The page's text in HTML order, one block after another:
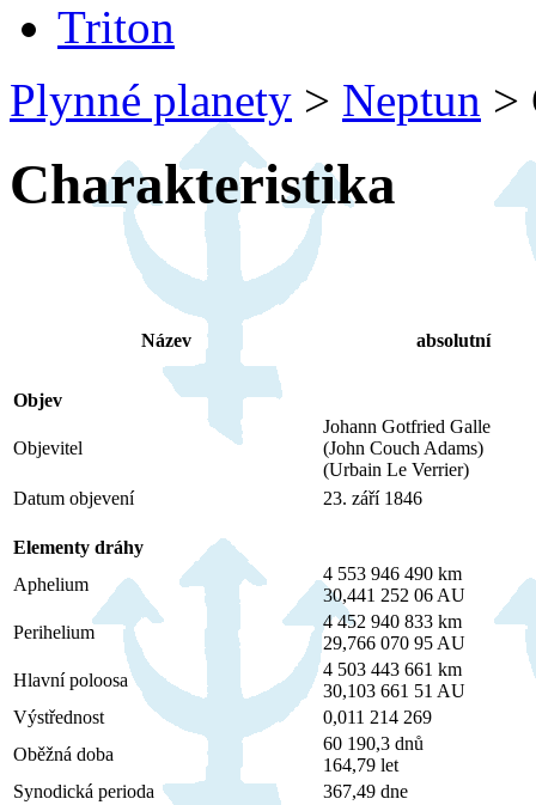
Triton
Plynné planety > Neptun >
Charakteristika
Název absolutní
Objev
Objevitel
Johann Gotfried Galle
(John Couch Adams)
(Urbain Le Verrier)
Datum objevení
23. září 1846
Elementy dráhy
Aphelium
4 553 946 490 km
30,441 252 06 AU
Perihelium
4 452 940 833 km
29,766 070 95 AU
Hlavní poloosa
4 503 443 661 km
30,103 661 51 AU
Výstřednost
0,011 214 269
Oběžná doba
60 190,3 dnů
164,79 let
Synodická perioda
367,49 dne